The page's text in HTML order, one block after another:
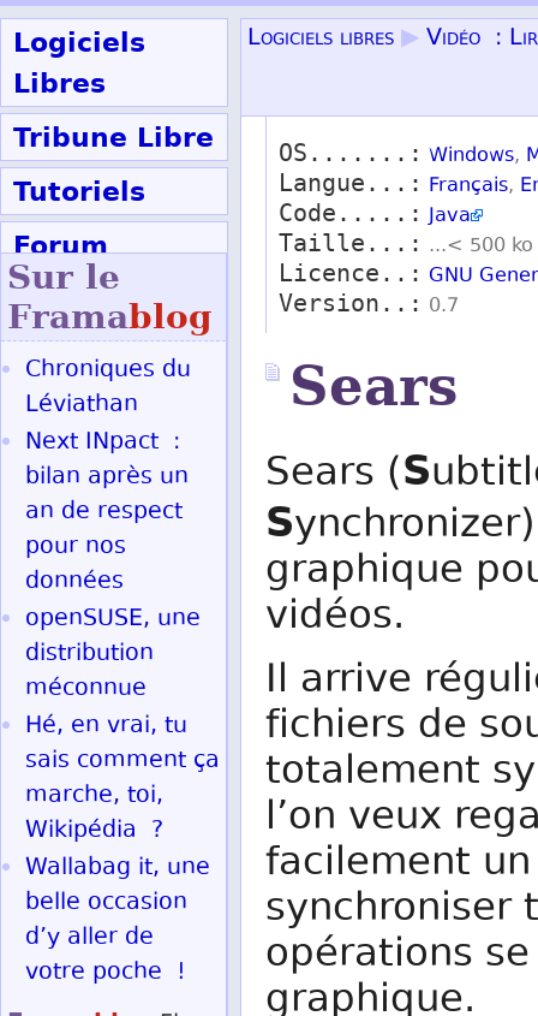
Logiciels
Libres
Tribune Libre
Tutoriels
Forum
Participer
Logiciels libres ▶ Vidéo :
OS.......: Windows,
Langue...: Français,
Code.....: Java
Taille...: ...< 500 ko
Licence..: GNU
Version..: 0.7
Sears
Sears (S
S
graphique
vidéos.
Il arrive
fichiers de
totalement
l’on veux
facilement
synchroniser
opérations
graphique.
Sur le
Framablog
Chroniques du
Léviathan
Next INpact :
bilan après un
an de respect
pour nos
données
openSUSE, une
distribution
méconnue
Hé, en vrai, tu
sais comment ça
marche, toi,
Wikipédia ?
Wallabag it, une
belle occasion
d’y aller de
votre poche !